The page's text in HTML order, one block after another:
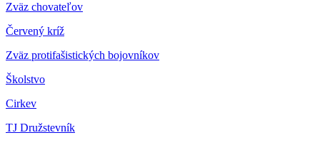
Zväz chovateľov
Červený kríž
Zväz protifašistických bojovníkov
Školstvo
Cirkev
TJ Družstevník